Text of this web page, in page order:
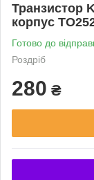
Транзистор
корпус
Готово до
Роздріб
280 ₴